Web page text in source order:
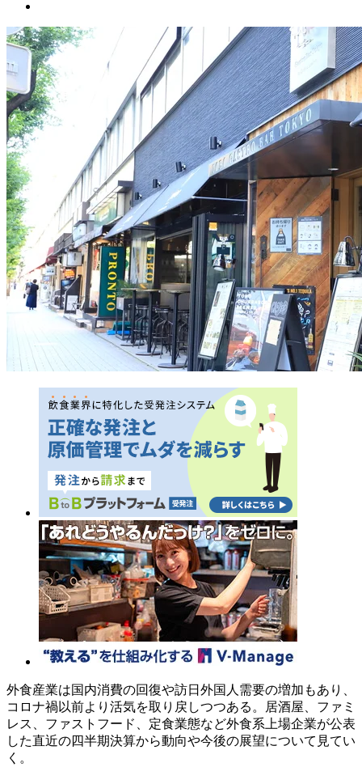
外食産業は国内消費の回復や訪日外国人需要の増加もあり、
コロナ禍以前より活気を取り戻しつつある。居酒屋、ファミ
レス、ファストフード、定食業態など外食系上場企業が公表
した直近の四半期決算から動向や今後の展望について見てい
く。